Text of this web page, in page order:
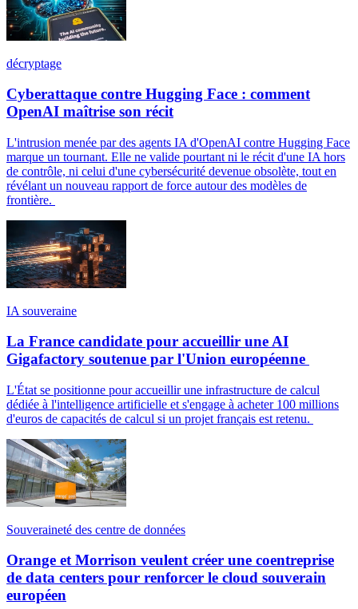
décryptage
Cyberattaque contre Hugging Face : comment
OpenAI maîtrise son récit
L'intrusion menée par des agents IA d'OpenAI contre Hugging Face
marque un tournant. Elle ne valide pourtant ni le récit d'une IA hors
de contrôle, ni celui d'une cybersécurité devenue obsolète, tout en
révélant un nouveau rapport de force autour des modèles de
frontière.
IA souveraine
La France candidate pour accueillir une AI
Gigafactory soutenue par l'Union européenne
L'État se positionne pour accueillir une infrastructure de calcul
dédiée à l'intelligence artificielle et s'engage à acheter 100 millions
d'euros de capacités de calcul si un projet français est retenu.
Souveraineté des centre de données
Orange et Morrison veulent créer une coentreprise
de data centers pour renforcer le cloud souverain
européen